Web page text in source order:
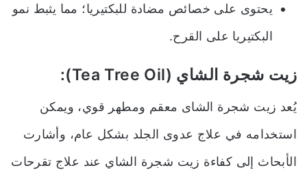
يحتوى على خصائص مضادة للبكتيريا؛ مما يثبط نمو
البكتيريا على القرح.
زيت شجرة الشاي (Tea Tree Oil):
يُعد زيت شجرة الشاى معقم ومطهر قوي، ويمكن
استخدامه في علاج عدوى الجلد بشكل عام، وأشارت
الأبحاث إلى كفاءة زيت شجرة الشاي عند علاج تقرحات